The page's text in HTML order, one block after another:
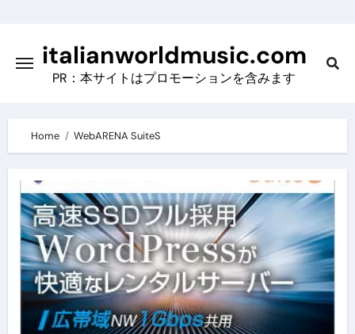
contentitalianworldmusic.com
PR：本サイトはプロモーションを含みます
Home WebARENA SuiteS